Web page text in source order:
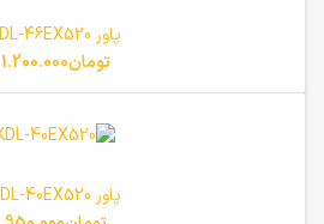
پاور KDL-46EX520
تومان1.200.000
پاور KDL-40EX520